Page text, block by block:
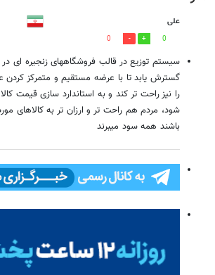
علی
0
0
سیستم توزیع در قالب فروشگاههای زنجیره ای در
گسترش یابد تا با عرضه مستقیم و متمرکز کردن
را نیز راحت تر کند و به استاندارد سازی قیمت
شود، مردم هم راحت تر و ارزان تر به کالاهای
باشند همه سود میبرند